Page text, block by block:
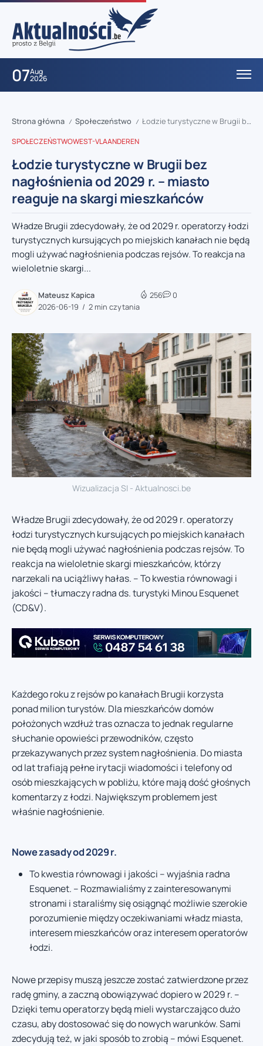
07Aug
2026
Strona główna / Społeczeństwo / Łodzie turystyczne w Brugii bez nagłośnienia od 2029 r. – miasto reaguje na skargi mieszkańców
SPOŁECZEŃSTWOWEST-VLAANDEREN
Łodzie turystyczne w Brugii bez
nagłośnienia od 2029 r. – miasto
reaguje na skargi mieszkańców
Władze Brugii zdecydowały, że od 2029 r. operatorzy łodzi
turystycznych kursujących po miejskich kanałach nie będą
mogli używać nagłośnienia podczas rejsów. To reakcja na
wieloletnie skargi...
Mateusz Kapica
2026-06-19
2 min czytania
256 0
Wizualizacja SI - Aktualnosci.be
Władze Brugii zdecydowały, że od 2029 r. operatorzy
łodzi turystycznych kursujących po miejskich kanałach
nie będą mogli używać nagłośnienia podczas rejsów. To
reakcja na wieloletnie skargi mieszkańców, którzy
narzekali na uciążliwy hałas. – To kwestia równowagi i
jakości – tłumaczy radna ds. turystyki Minou Esquenet
(CD&V).
Każdego roku z rejsów po kanałach Brugii korzysta
ponad milion turystów. Dla mieszkańców domów
położonych wzdłuż tras oznacza to jednak regularne
słuchanie opowieści przewodników, często
przekazywanych przez system nagłośnienia. Do miasta
od lat trafiają pełne irytacji wiadomości i telefony od
osób mieszkających w pobliżu, które mają dość głośnych
komentarzy z łodzi. Największym problemem jest
właśnie nagłośnienie.
Nowe zasady od 2029 r.
To kwestia równowagi i jakości – wyjaśnia radna
Esquenet. – Rozmawialiśmy z zainteresowanymi
stronami i staraliśmy się osiągnąć możliwie szerokie
porozumienie między oczekiwaniami władz miasta,
interesem mieszkańców oraz interesem operatorów
łodzi.
Nowe przepisy muszą jeszcze zostać zatwierdzone przez
radę gminy, a zaczną obowiązywać dopiero w 2029 r. –
Dzięki temu operatorzy będą mieli wystarczająco dużo
czasu, aby dostosować się do nowych warunków. Sami
zdecydują też, w jaki sposób to zrobią – mówi Esquenet.